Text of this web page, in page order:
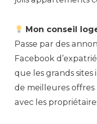
Mon conseil
Passe par des
Facebook
que les grands
de meilleures
avec les